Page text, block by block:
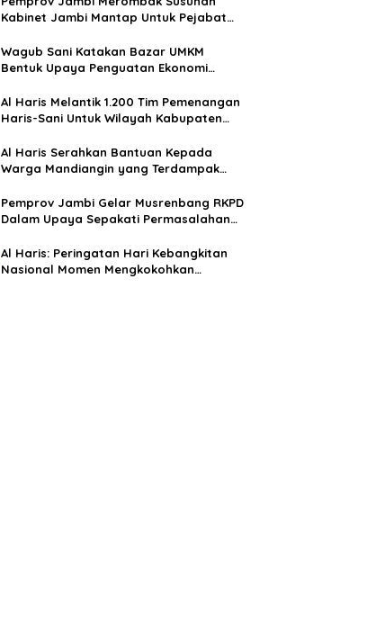
Kabinet Jambi Mantap Untuk Pejabat
Wagub Sani Katakan Bazar UMKM
Bentuk Upaya Penguatan Ekonomi
Al Haris Melantik 1.200 Tim Pemenangan
Haris-Sani Untuk Wilayah Kabupaten
Al Haris Serahkan Bantuan Kepada
Warga Mandiangin yang Terdampak
Pemprov Jambi Gelar Musrenbang RKPD
Dalam Upaya Sepakati Permasalahan
Al Haris: Peringatan Hari Kebangkitan
Nasional Momen Mengkokohkan